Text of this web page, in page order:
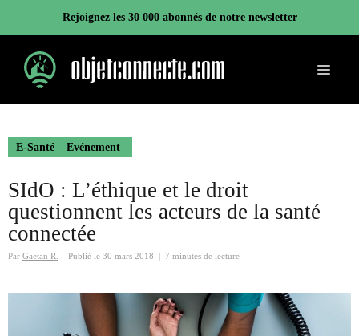
contenu
Rejoignez les 30 000 abonnés de notre newsletter
Menu
E-Santé Evénement
SIdO : L’éthique et le droit
questionnent les acteurs de la santé
connectée
Par Gaetan R. Publié le 30 mars 2018 7 minutes de lecture